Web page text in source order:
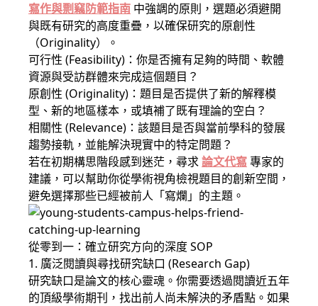
寫作與剽竊防範指南 中強調的原則，選題必須避開
與既有研究的高度重疊，以確保研究的原創性
（Originality）。
可行性 (Feasibility)：你是否擁有足夠的時間、軟體
資源與受訪群體來完成這個題目？
原創性 (Originality)：題目是否提供了新的解釋模
型、新的地區樣本，或填補了既有理論的空白？
相關性 (Relevance)：該題目是否與當前學科的發展
趨勢接軌，並能解決現實中的特定問題？
若在初期構思階段感到迷茫，尋求論文代寫專家的
建議，可以幫助你從學術視角檢視題目的創新空間，
避免選擇那些已經被前人「寫爛」的主題。
從零到一：確立研究方向的深度 SOP
1. 廣泛閱讀與尋找研究缺口 (Research Gap)
研究缺口是論文的核心靈魂。你需要透過閱讀近五年
的頂級學術期刊，找出前人尚未解決的矛盾點。如果